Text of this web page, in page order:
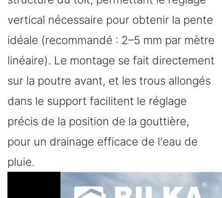
vertical nécessaire pour obtenir la pente
idéale (recommandé : 2–5 mm par mètre
linéaire). Le montage se fait directement
sur la poutre avant, et les trous allongés
dans le support facilitent le réglage
précis de la position de la gouttière,
pour un drainage efficace de l'eau de
pluie.